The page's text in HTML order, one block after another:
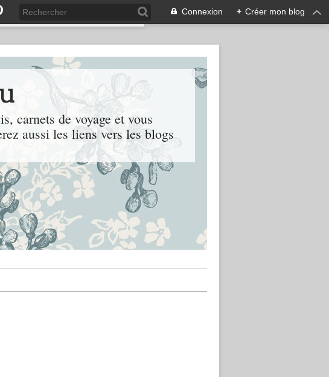
Connexion + Créer mon blog
carnets de voyage et vous
aussi les liens vers les blogs